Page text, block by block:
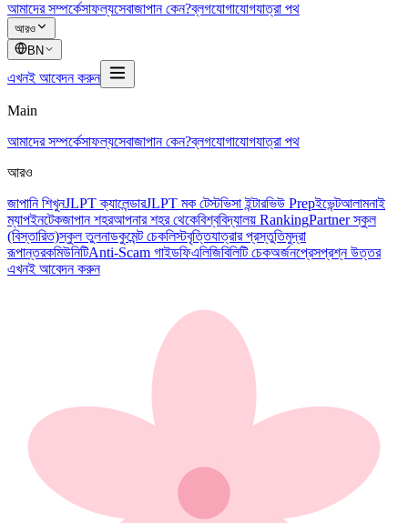
আমাদের সম্পর্কেসাফল্যসেবাজাপান কেন?ব্লগযোগাযোগযাত্রা পথ
আরও
BN
এখনই আবেদন করুন
Main
আমাদের সম্পর্কেসাফল্যসেবাজাপান কেন?ব্লগযোগাযোগযাত্রা পথ
আরও
জাপানি শিখুনJLPT ক্যালেন্ডারJLPT মক টেস্টভিসা ইন্টারভিউ Prepইভেন্টআলামনাই
ম্যাপইনটেকজাপান শহরআপনার শহর থেকেবিশ্ববিদ্যালয় RankingPartner স্কুল
(বিস্তারিত)স্কুল তুলনাডকুমেন্ট চেকলিস্টবৃত্তিযাত্রার প্রস্তুতিমুদ্রা
রূপান্তরকমিউনিটিAnti-Scam গাইডফিএলিজিবিলিটি চেকঅর্জনপ্রেসপ্রশ্ন উত্তর
এখনই আবেদন করুন